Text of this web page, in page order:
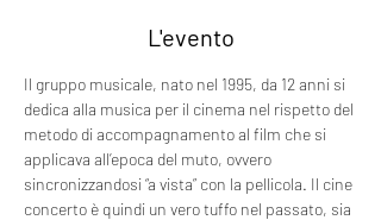
L'evento
Il gruppo musicale, nato nel 1995, da 12 anni si
dedica alla musica per il cinema nel rispetto del
metodo di accompagnamento al film che si
applicava all’epoca del muto, ovvero
sincronizzandosi “a vista” con la pellicola. Il cine
concerto è quindi un vero tuffo nel passato, sia